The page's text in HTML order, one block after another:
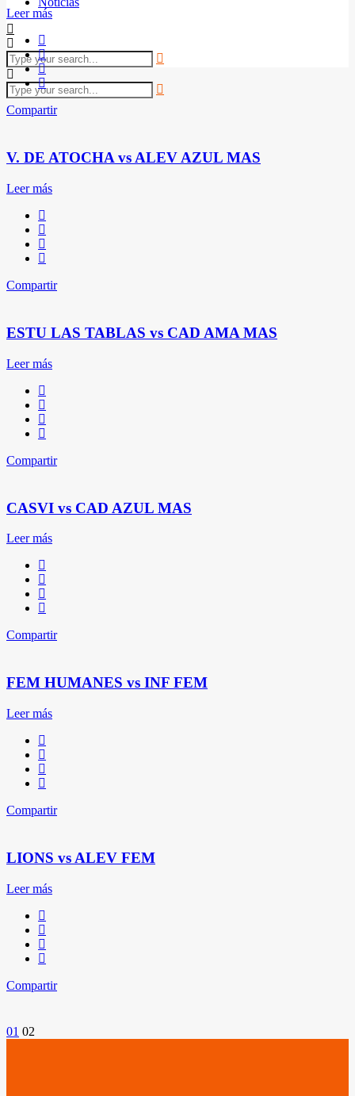
Leer más
Compartir
V. DE ATOCHA vs ALEV AZUL MAS
Leer más
Compartir
ESTU LAS TABLAS vs CAD AMA MAS
Leer más
Compartir
CASVI vs CAD AZUL MAS
Leer más
Compartir
FEM HUMANES vs INF FEM
Leer más
Compartir
LIONS vs ALEV FEM
Leer más
Compartir
Paginación
01 02